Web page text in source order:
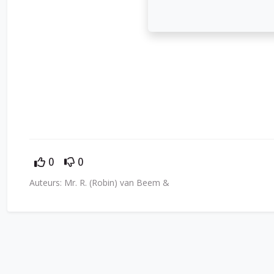
0 0
Auteurs: Mr. R. (Robin) van Beem &